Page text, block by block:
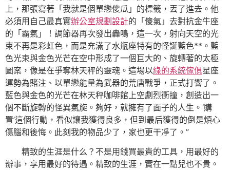
上，那張寫著「我就是個單戀傻瓜」的標籤，丟了進去。他
必須用自己最真實辦公室規劃設計的「傻氣」去對抗金牛座
的「霸氣」！調節器再次發出轟鳴，這一次，射向天空的光
束不再是彩虹色，而是充滿了水瓶座特有的怪誕藍色**。藍
色光束與金色光芒在空中形成了一個巨大的、旋轉著的太極
圖案，像是在爭奪林天秤的靈魂。這場以綠的系統傢俱星座
運勢為賭注、以單戀能量為武器的荒唐戰爭，正式打響了。
藍色與金色的光芒在林天秤咖啡館上空劇烈衝撞，創造出一
個不斷旋轉的怪異氣旋。夠好，就擁有了面子的人生。‘購
置’這個行動，看似讓我獲得良多，但到最后獲得的倒是煩心
傷腦和後悔。此刻我的物品少了，家也更干凈了。”
精致的生涯是什么？不是用錢買最貴的工具，用最好的
辦事，享用最好的待遇。精致的生涯，實在一點兒也不貴。